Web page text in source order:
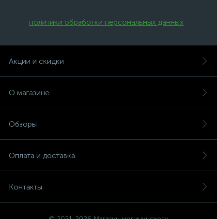
политики обработки персональных данных
Акции и скидки
О магазине
Обзоры
Оплата и доставка
Контакты